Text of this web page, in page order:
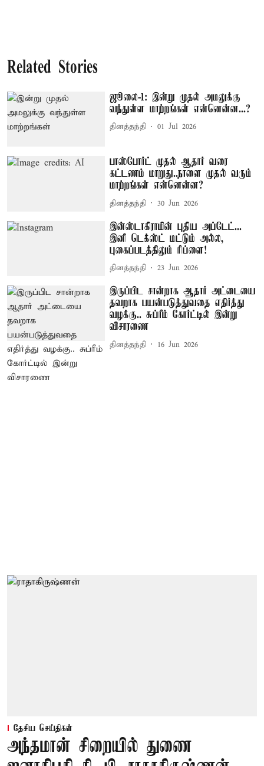
Related Stories
ஜூலை-1: இன்று முதல் அமலுக்கு
வந்துள்ள மாற்றங்கள் என்னென்ன...?
தினத்தந்தி 01 Jul 2026
பாஸ்போர்ட் முதல் ஆதார் வரை
கட்டணம் மாறுது..நாளை முதல் வரும்
மாற்றங்கள் என்னென்ன?
தினத்தந்தி 30 Jun 2026
இன்ஸ்டாகிராமின் புதிய அப்டேட்...
இனி டெக்ஸ்ட் மட்டும் அல்ல,
புகைப்படத்திலும் ரிப்ளை!
தினத்தந்தி 23 Jun 2026
இருப்பிட சான்றாக ஆதார் அட்டையை
தவறாக பயன்படுத்துவதை எதிர்த்து
வழக்கு.. சுப்ரீம் கோர்ட்டில் இன்று
விசாரணை
தினத்தந்தி 16 Jun 2026
தேசிய செய்திகள்
அந்தமான் சிறையில் துணை